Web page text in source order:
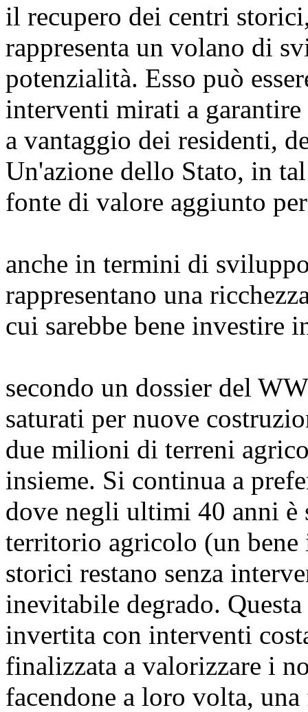
il recupero dei centri
rappresenta un volano di
potenzialità. Esso può
interventi mirati a
a vantaggio dei residenti,
Un'azione dello Stato, in
fonte di valore aggiunto
anche in termini di
rappresentano una
cui sarebbe bene investire
secondo un dossier del
saturati per nuove
due milioni di terreni
insieme. Si continua a
dove negli ultimi 40 anni è
territorio agricolo (un
storici restano senza
inevitabile degrado. Questa
invertita con interventi
finalizzata a valorizzare i
facendone a loro volta,